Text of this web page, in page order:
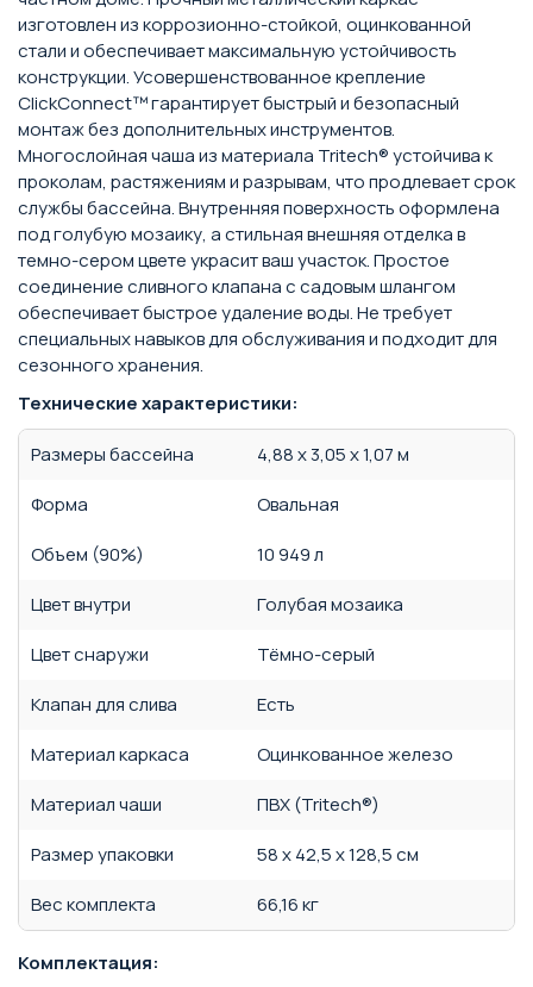
изготовлен из коррозионно-стойкой, оцинкованной
стали и обеспечивает максимальную устойчивость
конструкции. Усовершенствованное крепление
ClickConnect™ гарантирует быстрый и безопасный
монтаж без дополнительных инструментов.
Многослойная чаша из материала Tritech® устойчива к
проколам, растяжениям и разрывам, что продлевает срок
службы бассейна. Внутренняя поверхность оформлена
под голубую мозаику, а стильная внешняя отделка в
темно-сером цвете украсит ваш участок. Простое
соединение сливного клапана с садовым шлангом
обеспечивает быстрое удаление воды. Не требует
специальных навыков для обслуживания и подходит для
сезонного хранения.
Технические характеристики:
Размеры бассейна
4,88 х 3,05 х 1,07 м
Форма
Овальная
Объем (90%)
10 949 л
Цвет внутри
Голубая мозаика
Цвет снаружи
Тёмно-серый
Клапан для слива
Есть
Материал каркаса
Оцинкованное железо
Материал чаши
ПВХ (Tritech®)
Размер упаковки
58 х 42,5 х 128,5 см
Вес комплекта
66,16 кг
Комплектация: